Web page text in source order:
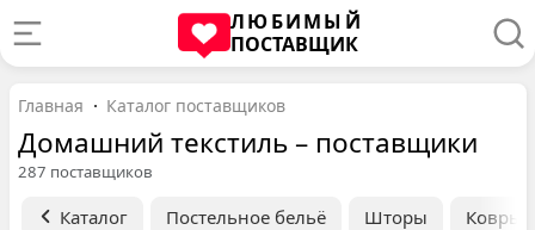
ЛЮБИМЫЙ
ПОСТАВЩИК
Главная Каталог поставщиков
Домашний текстиль – поставщики
287 поставщиков
Каталог Постельное бельё Шторы Ковры